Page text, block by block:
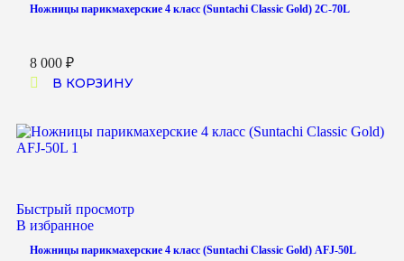
Ножницы парикмахерские 4 класс (Suntachi Classic Gold) 2C-70L
8 000 ₽
В КОРЗИНУ
Быстрый просмотр
В избранное
Ножницы парикмахерские 4 класс (Suntachi Classic Gold) AFJ-50L